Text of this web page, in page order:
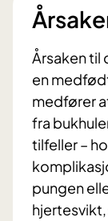
Årsaken til
en
medfører
fra
tilfeller –
pungen